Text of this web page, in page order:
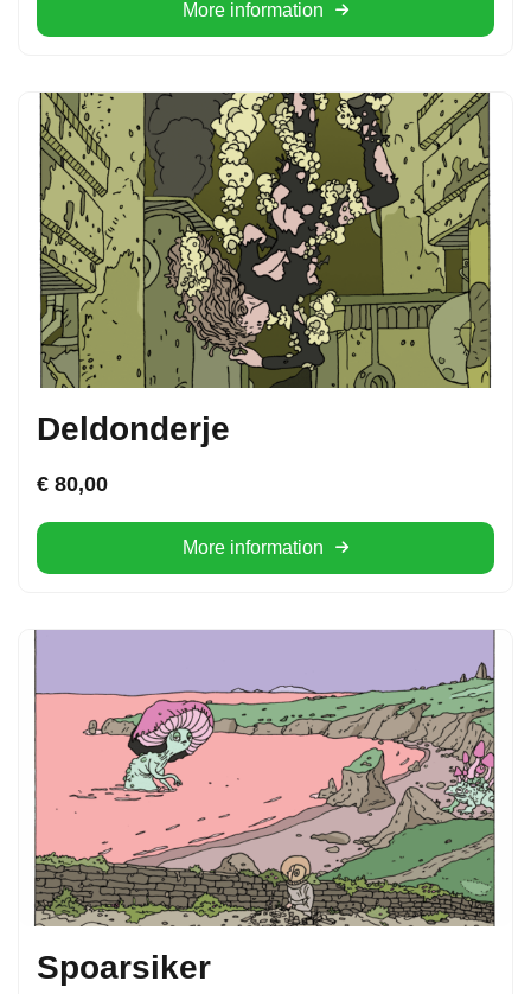
More information
Deldonderje
€ 80,00
More information
Spoarsiker